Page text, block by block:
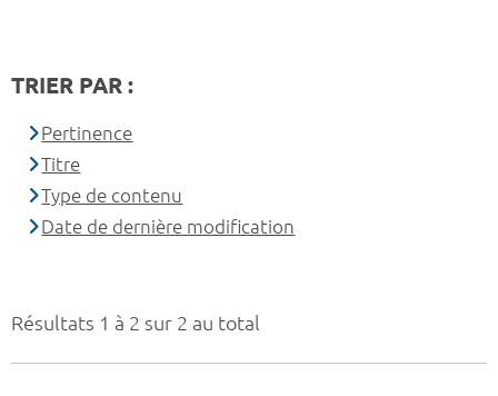
Résultats 1 à 2 sur 2 au total
TRIER PAR :
Pertinence
Titre
Type de contenu
Date de dernière modification